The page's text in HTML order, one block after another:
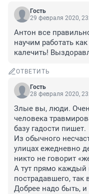
Гость
29 февраля 2020,
Антон все
научим работать
калечить!
ОТВЕТИТЬ
Гость
28 февраля 2020,
Злые вы, люди.
человека
базу гадости пишет.
Из обычного
улицах ежедневно
никто не говорит
А тут прямо каждый
пострадавшего, так
Добрее надо быть,